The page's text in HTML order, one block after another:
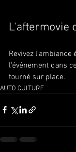
L'aftermovie
Revivez l'ambiance
l'événement dans
tourné sur place.
AUTO CULTURE